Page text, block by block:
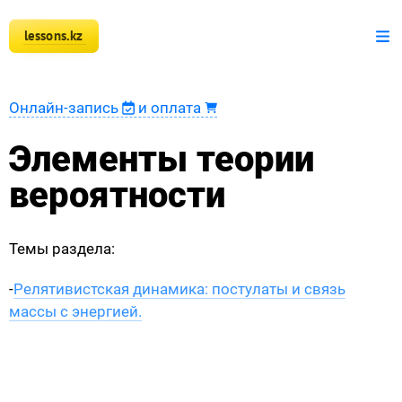
lessons.kz
+7 777 150 51 51
Математика
Оплата
Новости
Наши ученики
Онлайн-запись и оплата
Элементы теории
вероятности
Темы раздела:
-Релятивистская динамика: постулаты и связь
массы с энергией.